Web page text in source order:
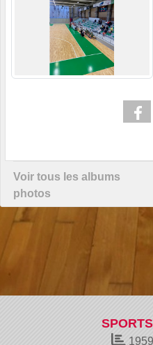
Voir tous les albums
photos
SPORTS